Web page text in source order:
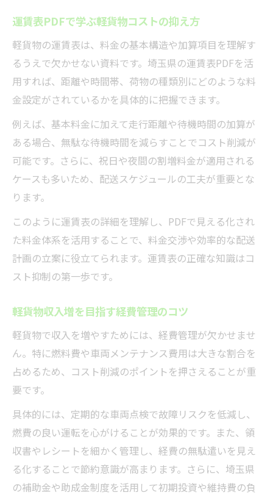
運賃表PDFで学ぶ軽貨物コストの抑え方
軽貨物の運賃表は、料金の基本構造や加算項目を理解す
るうえで欠かせない資料です。埼玉県の運賃表PDFを活
用すれば、距離や時間帯、荷物の種類別にどのような料
金設定がされているかを具体的に把握できます。
例えば、基本料金に加えて走行距離や待機時間の加算が
ある場合、無駄な待機時間を減らすことでコスト削減が
可能です。さらに、祝日や夜間の割増料金が適用される
ケースも多いため、配送スケジュールの工夫が重要とな
ります。
このように運賃表の詳細を理解し、PDFで見える化され
た料金体系を活用することで、料金交渉や効率的な配送
計画の立案に役立てられます。運賃表の正確な知識はコ
スト抑制の第一歩です。
軽貨物収入増を目指す経費管理のコツ
軽貨物で収入を増やすためには、経費管理が欠かせませ
ん。特に燃料費や車両メンテナンス費用は大きな割合を
占めるため、コスト削減のポイントを押さえることが重
要です。
具体的には、定期的な車両点検で故障リスクを低減し、
燃費の良い運転を心がけることが効果的です。また、領
収書やレシートを細かく管理し、経費の無駄遣いを見え
る化することで節約意識が高まります。さらに、埼玉県
の補助金や助成金制度を活用して初期投資や維持費の負